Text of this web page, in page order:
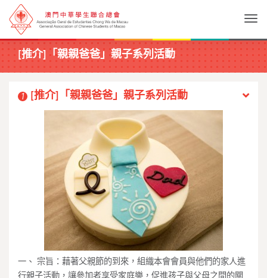
[推介]「親親爸爸」親子系列活動
1 [推介]「親親爸爸」親子系列活動
一、 宗旨：藉著父親節的到來，組織本會會員與他們的家人進
行親子活動，讓參加者享受家庭樂，促進孩子與父母之間的關